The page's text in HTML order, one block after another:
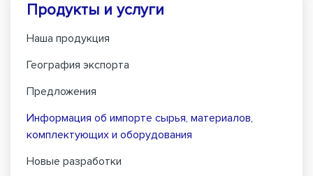
Продукты и услуги
Наша продукция
География экспорта
Предложения
Информация об импорте сырья, материалов,
комплектующих и оборудования
Новые разработки